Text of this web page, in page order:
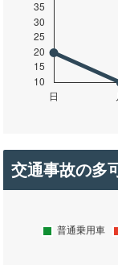
交通事故の多